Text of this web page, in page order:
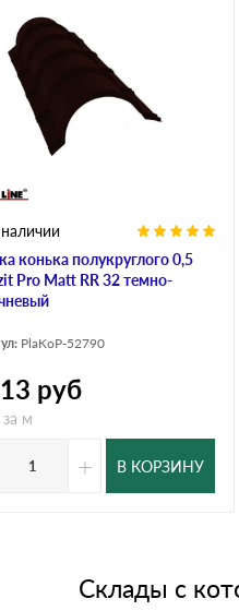
конька полукруглого 0,5
Pro Matt RR 32 темно-
PlaKoP-52790
руб
м
+ В КОРЗИНУ
Склады с